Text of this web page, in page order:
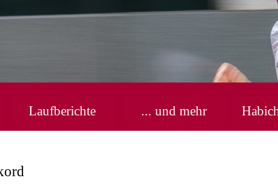
Laufberichte ▼
... und mehr